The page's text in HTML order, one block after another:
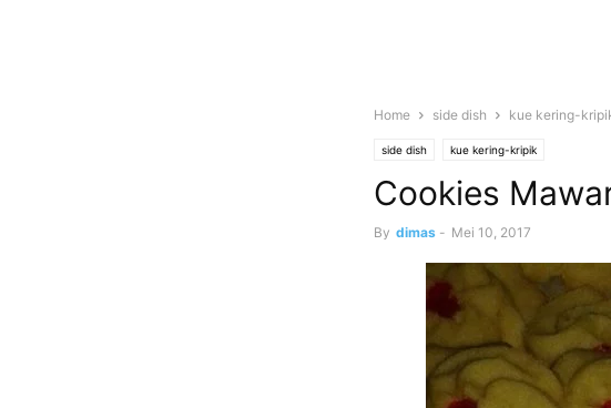
Home side dish kue kering-
side dish kue kering-kripik
Cookies
By dimas - Mei 10, 2017